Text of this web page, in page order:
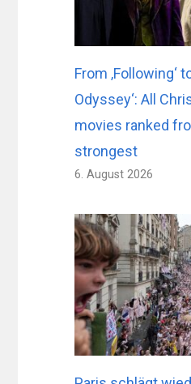
From ‚Following‘
Odyssey‘: All
movies ranked
strongest
6. August 2026